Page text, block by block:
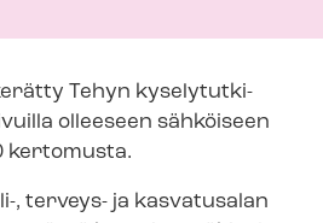
Tehyn ky­se­ly­tut­ki­
olleeseen sähköiseen
kertomusta.
, terveys- ja kasvatusalan